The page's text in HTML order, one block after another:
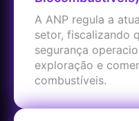
A ANP regula a
setor, fiscalizando
segurança
exploração e
combustíveis.